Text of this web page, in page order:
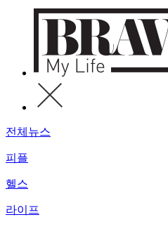
전체뉴스
피플
헬스
라이프